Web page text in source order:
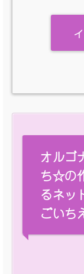
オルゴ
ち☆の
るネッ
ごいち